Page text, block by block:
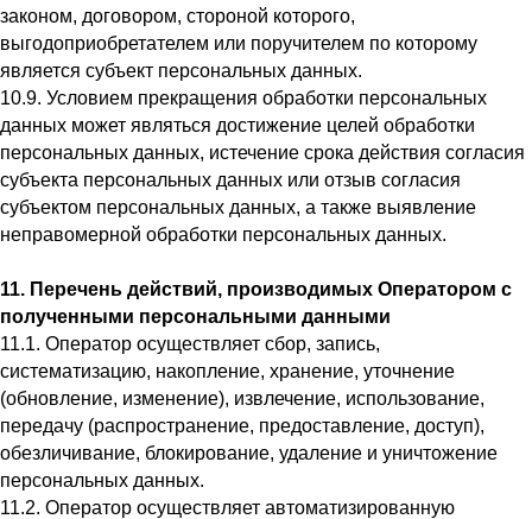
законом, договором, стороной которого,
выгодоприобретателем или поручителем по которому
является субъект персональных данных.
10.9. Условием прекращения обработки персональных
данных может являться достижение целей обработки
персональных данных, истечение срока действия согласия
субъекта персональных данных или отзыв согласия
субъектом персональных данных, а также выявление
неправомерной обработки персональных данных.
11. Перечень действий, производимых Оператором с
полученными персональными данными
11.1. Оператор осуществляет сбор, запись,
систематизацию, накопление, хранение, уточнение
(обновление, изменение), извлечение, использование,
передачу (распространение, предоставление, доступ),
обезличивание, блокирование, удаление и уничтожение
персональных данных.
11.2. Оператор осуществляет автоматизированную